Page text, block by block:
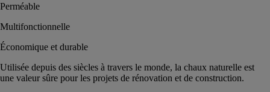
Perméable
Multifonctionnelle
Économique et durable
Utilisée depuis des siècles à travers le monde, la chaux naturelle est
une valeur sûre pour les projets de rénovation et de construction.